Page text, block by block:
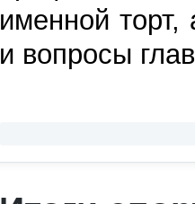
именной
и вопросы